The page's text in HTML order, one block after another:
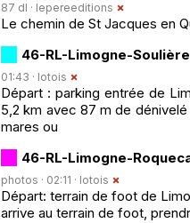
87 dl · lepereeditions
Le chemin de St Jacques en
46-RL-Limogne-
01:43 · lotois
Départ : parking entrée de
5,2 km avec 87 m de
mares ou
46-RL-Limogne-
photos · 02:11 · lotois
Départ: terrain de foot de
arrive au terrain de foot,